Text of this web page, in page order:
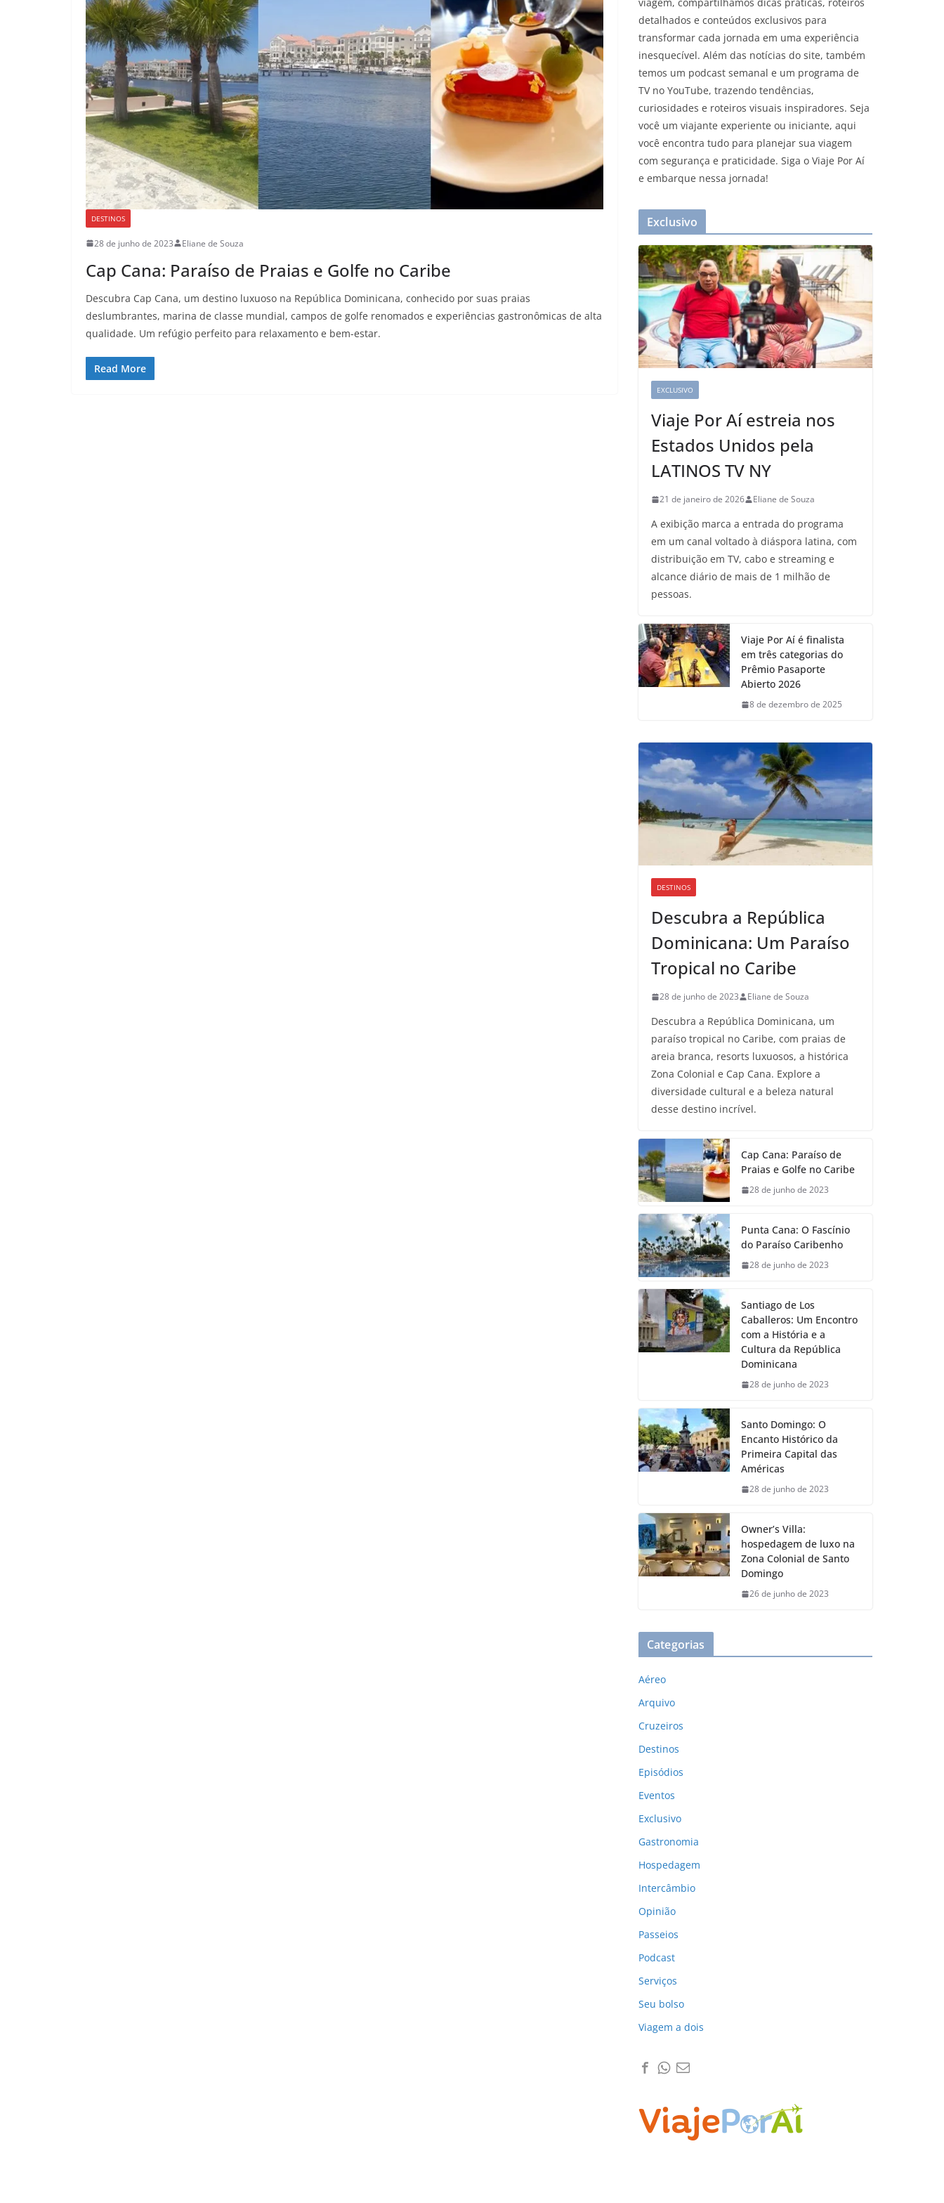
DESTINOS
28 de junho de 2023 Eliane de Souza
Cap Cana: Paraíso de Praias e Golfe no Caribe
Descubra Cap Cana, um destino luxuoso na República Dominicana, conhecido por suas praias
deslumbrantes, marina de classe mundial, campos de golfe renomados e experiências gastronômicas de alta
qualidade. Um refúgio perfeito para relaxamento e bem-estar.
Read More
detalhados e conteúdos exclusivos para
transformar cada jornada em uma experiência
inesquecível. Além das notícias do site, também
temos um podcast semanal e um programa de
TV no YouTube, trazendo tendências,
curiosidades e roteiros visuais inspiradores. Seja
você um viajante experiente ou iniciante, aqui
você encontra tudo para planejar sua viagem
com segurança e praticidade. Siga o Viaje Por Aí
e embarque nessa jornada!
Exclusivo
EXCLUSIVO
Viaje Por Aí estreia nos
Estados Unidos pela
LATINOS TV NY
21 de janeiro de 2026 Eliane de Souza
A exibição marca a entrada do programa
em um canal voltado à diáspora latina, com
distribuição em TV, cabo e streaming e
alcance diário de mais de 1 milhão de
pessoas.
Viaje Por Aí é finalista
em três categorias do
Prêmio Pasaporte
Abierto 2026
8 de dezembro de 2025
DESTINOS
Descubra a República
Dominicana: Um Paraíso
Tropical no Caribe
28 de junho de 2023 Eliane de Souza
Descubra a República Dominicana, um
paraíso tropical no Caribe, com praias de
areia branca, resorts luxuosos, a histórica
Zona Colonial e Cap Cana. Explore a
diversidade cultural e a beleza natural
desse destino incrível.
Cap Cana: Paraíso de
Praias e Golfe no Caribe
28 de junho de 2023
Punta Cana: O Fascínio
do Paraíso Caribenho
28 de junho de 2023
Santiago de Los
Caballeros: Um Encontro
com a História e a
Cultura da República
Dominicana
28 de junho de 2023
Santo Domingo: O
Encanto Histórico da
Primeira Capital das
Américas
28 de junho de 2023
Owner’s Villa:
hospedagem de luxo na
Zona Colonial de Santo
Domingo
26 de junho de 2023
Categorias
Aéreo
Arquivo
Cruzeiros
Destinos
Episódios
Eventos
Exclusivo
Gastronomia
Hospedagem
Intercâmbio
Opinião
Passeios
Podcast
Serviços
Seu bolso
Viagem a dois